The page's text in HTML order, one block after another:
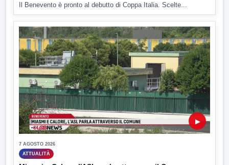
Il Benevento è pronto al debutto di Coppa Italia. Scelte...
▶
7 AGOSTO 2026
ATTUALITÀ